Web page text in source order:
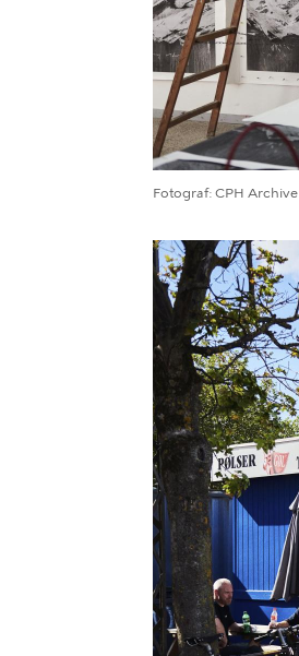
Fotograf CPH Archive